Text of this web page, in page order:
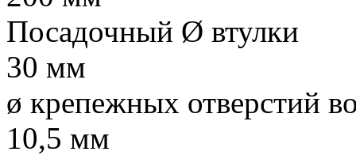
Посадочный Ø втулки
30 мм
ø крепeжных отверстий
10,5 мм